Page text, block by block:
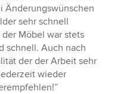
Änderungswünschen
sehr schnell
Möbel war stets
schnell. Auch nach
der der Arbeit sehr
wieder